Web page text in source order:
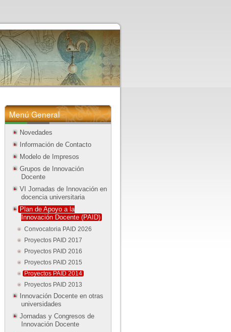
Menú General
Novedades
Información de Contacto
Modelo de Impresos
Grupos de Innovación
Docente
VI Jornadas de Innovación en
docencia universitaria
Plan de Apoyo a la
Innovación Docente (PAID)
Convocatoria PAID 2026
Proyectos PAID 2017
Proyectos PAID 2016
Proyectos PAID 2015
Proyectos PAID 2014
Proyectos PAID 2013
Innovación Docente en otras
universidades
Jornadas y Congresos de
Innovación Docente